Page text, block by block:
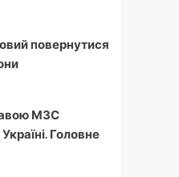
повернутися
МЗС
Головне